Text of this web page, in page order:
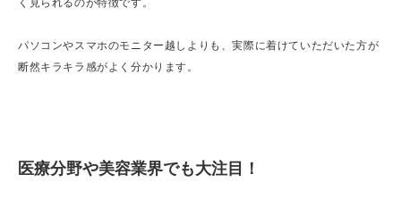
パソコンやスマホのモニター越しよりも、実際に着けていただいた方が
断然キラキラ感がよく分かります。
医療分野や美容業界でも大注目！